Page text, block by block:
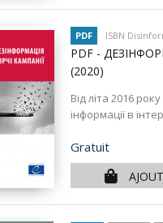
PDF ISBN
PDF -
(2020)
Від літа 2016
інформації в
Prix
Gratuit